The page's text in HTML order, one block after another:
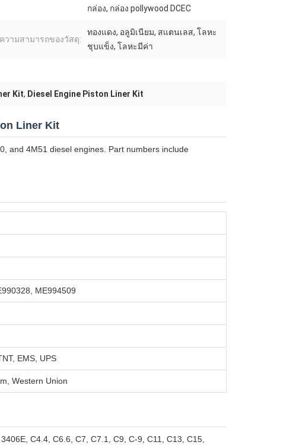
กล่อง, กล่อง pollywood DCEC
ความสามารถของวัสดุ:
ทองแดง, อลูมิเนียม, สแตนเลส, โลหะ
ชุบแข็ง, โลหะมีค่า
Kit, Diesel Engine Piston Liner Kit
Liner Kit
and 4M51 diesel engines. Part numbers include
ME994509
EMS, UPS
Western Union
C4.4, C6.6, C7, C7.1, C9, C-9, C11, C13, C15,